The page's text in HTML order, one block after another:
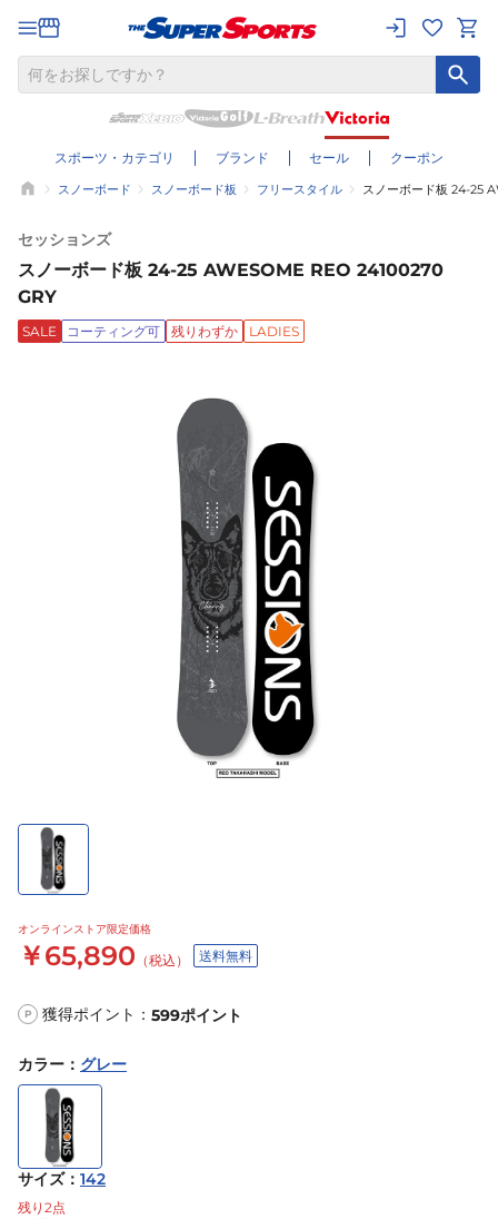
スポーツ・カテゴリ ブランド セール クーポン
スノーボード スノーボード板 フリースタイル スノーボード板 24-25
セッションズ
スノーボード板 24-25 AWESOME REO 24100270
GRY
SALE コーティング可 残りわずか LADIES
オンラインストア限定価格
￥65,890 （税込） 送料無料
P 獲得ポイント： 599ポイント
カラー ： グレー
サイズ： 142
残り 2点